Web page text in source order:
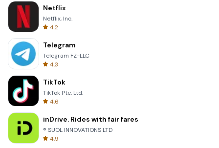
Netflix
Netflix, Inc.
4.2
Telegram
Telegram FZ-LLC
4.3
TikTok
TikTok Pte. Ltd.
4.6
inDrive. Rides with fair fares
® SUOL INNOVATIONS LTD
4.9